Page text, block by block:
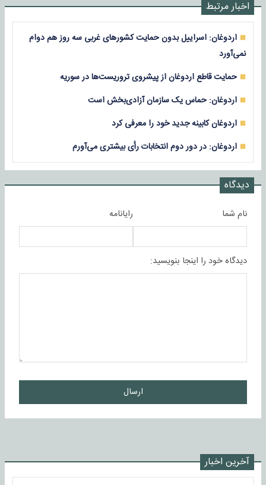
اخبار مرتبط
اردوغان: اسراییل بدون حمایت کشور‌های غربی سه روز هم دوام
نمی‌آورد
حمایت قاطع اردوغان از پیشروی تروریست‌ها در سوریه
اردوغان: حماس یک سازمان آزادی‌بخش است
اردوغان کابینه جدید خود را معرفی کرد
اردوغان: در دور دوم انتخابات رأی بیشتری می‌آورم
دیدگاه
نام شما رایانامه
دیدگاه خود را اینجا بنویسید:
ارسال
آخرین اخبار